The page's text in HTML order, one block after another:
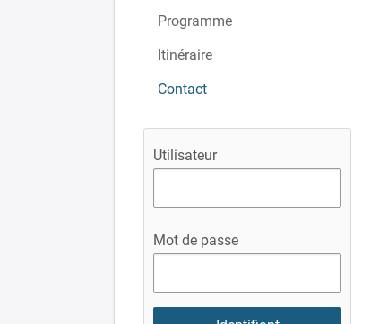
Programme
Itinéraire
Contact
Utilisateur
Mot de passe